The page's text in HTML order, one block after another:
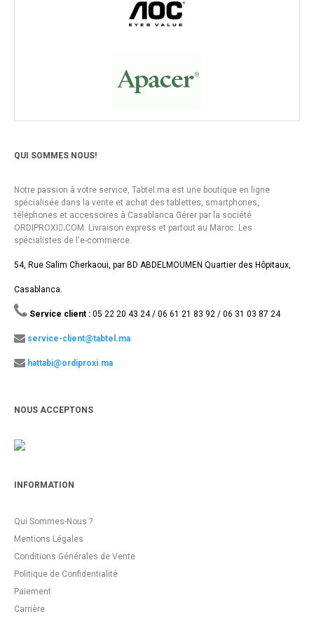
QUI SOMMES NOUS!
Notre passion à votre service, Tabtel.ma est une boutique en ligne
spécialisée dans la vente et achat des tablettes, smartphones,
téléphones et accessoires à Casablanca Gérer par la société
ORDIPROXI.ِCOM. Livraison express et partout au Maroc. Les
spécialistes de l'e-commerce.
54, Rue Salim Cherkaoui, par BD ABDELMOUMEN Quartier des Hôpitaux,
Casablanca.
Service client : 05 22 20 43 24 / 06 61 21 83 92 / 06 31 03 87 24
service-client@tabtel.ma
hattabi@ordiproxi.ma
NOUS ACCEPTONS
INFORMATION
Qui Sommes-Nous ?
Mentions Légales
Conditions Générales de Vente
Politique de Confidentialité
Paiement
Carrière